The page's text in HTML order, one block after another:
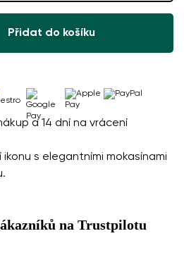
s elegantními mokasínami
Přidat do košíku
a 14 dní na vrácení
na Trustpilotu